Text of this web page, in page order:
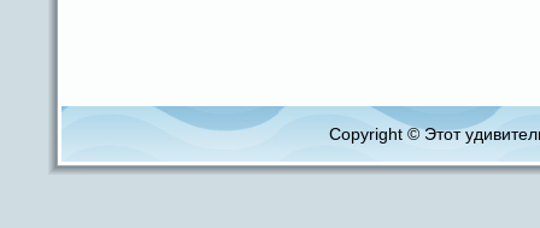
Copyright © Этот